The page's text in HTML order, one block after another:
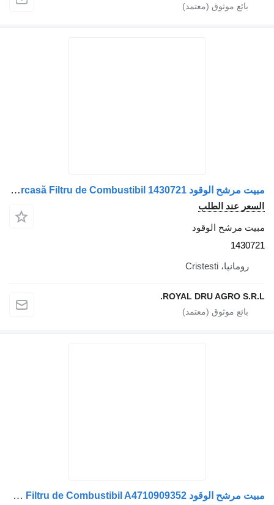
مبيت مرشح الوقود Carcasă Filtru de Combustibil 1430721 لـ الشاحنات Scania
عند الطلب
مرشح الوقود
رومانيا، Cristesti
ROYAL DRU AGRO
مبيت مرشح الوقود Carcasă Filtru de Combustibil A4710909352 لـ الشاحنات Mercedes-Benz 4710909352